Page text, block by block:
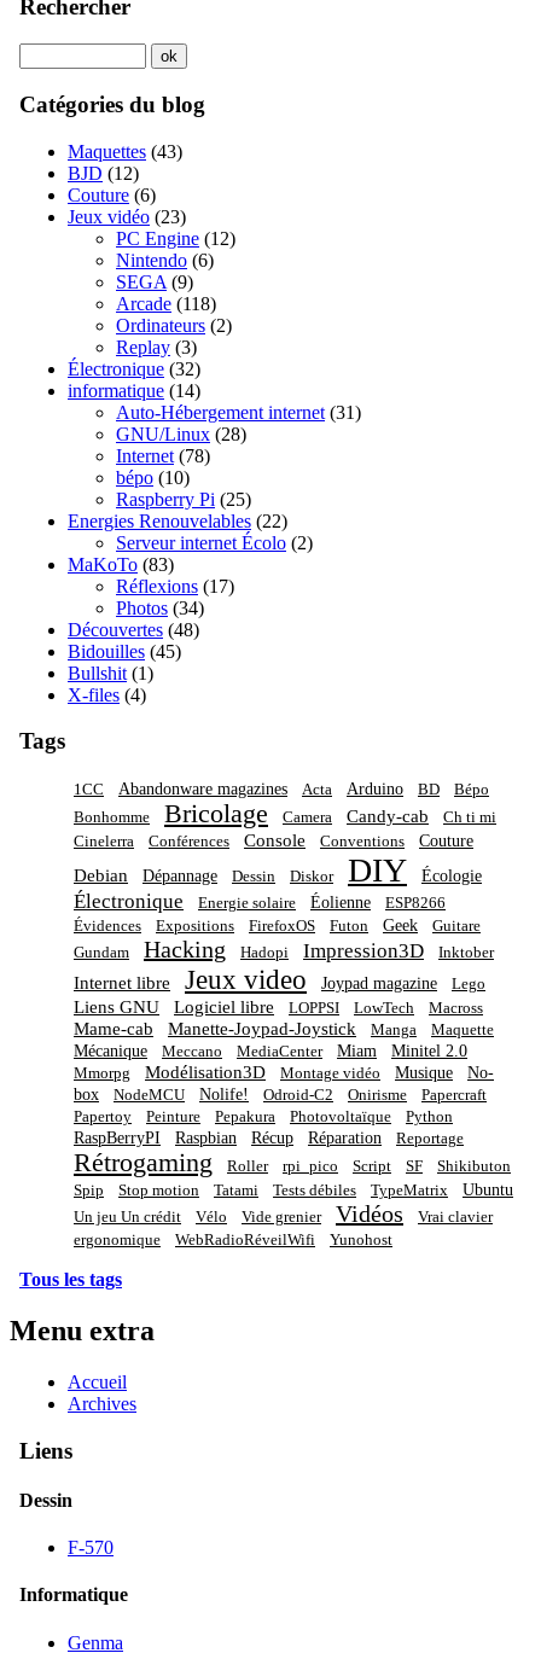
Rechercher
Catégories du blog
Maquettes (43)
BJD (12)
Couture (6)
Jeux vidéo (23)
PC Engine (12)
Nintendo (6)
SEGA (9)
Arcade (118)
Ordinateurs (2)
Replay (3)
Électronique (32)
informatique (14)
Auto-Hébergement internet (31)
GNU/Linux (28)
Internet (78)
bépo (10)
Raspberry Pi (25)
Energies Renouvelables (22)
Serveur internet Écolo (2)
MaKoTo (83)
Réflexions (17)
Photos (34)
Découvertes (48)
Bidouilles (45)
Bullshit (1)
X-files (4)
Tags
1CC Abandonware magazines Acta Arduino BD
Bépo
Bonhomme
Bricolage Camera Candy-cab
Ch ti mi
Cinelerra
Conférences Console Conventions Couture
Debian Dépannage Dessin Diskor DIY Écologie
Électronique Energie solaire Éolienne
ESP8266
Évidences
Expositions FirefoxOS Futon Geek
Guitare
Gundam
Hacking Hadopi Impression3D Inktober
Internet libre Jeux video Joypad magazine Lego
Liens GNU Logiciel libre LOPPSI LowTech Macross
Mame-cab Manette-Joypad-Joystick Manga Maquette
Mécanique Meccano MediaCenter Miam Minitel 2.0
Mmorpg Modélisation3D Montage vidéo Musique
No-
box
NodeMCU Nolife! Odroid-C2 Onirisme
Papercraft
Papertoy
Peinture Pepakura Photovoltaïque Python
RaspBerryPI Raspbian Récup Réparation Reportage
Rétrogaming Roller rpi_pico Script SF
Shikibuton
Spip
Stop motion Tatami Tests débiles TypeMatrix Ubuntu
Un jeu Un crédit Vélo Vide grenier Vidéos
Vrai clavier
ergonomique
WebRadioRéveilWifi Yunohost
Tous les tags
Menu extra
Accueil
Archives
Liens
Dessin
F-570
Informatique
Genma